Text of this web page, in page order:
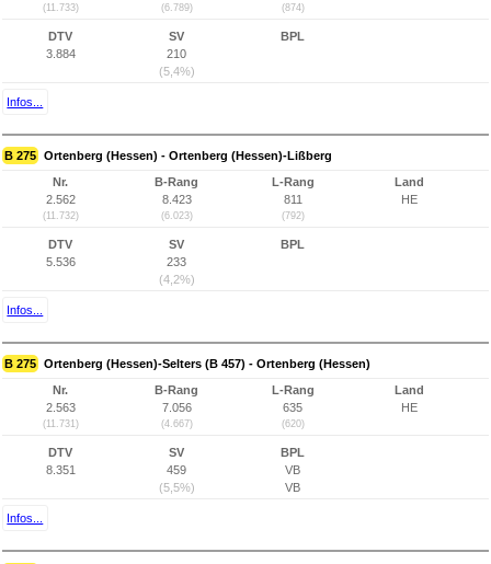
(11.733) (6.789) (874)
DTV
3.884
SV
210
(5,4%)
BPL
Infos...
B 275 Ortenberg (Hessen) - Ortenberg (Hessen)-Lißberg
Nr.
2.562
(11.732)
B-Rang
8.423
(6.023)
L-Rang
811
(792)
Land
HE
DTV
5.536
SV
233
(4,2%)
BPL
Infos...
B 275 Ortenberg (Hessen)-Selters (B 457) - Ortenberg (Hessen)
Nr.
2.563
(11.731)
B-Rang
7.056
(4.667)
L-Rang
635
(620)
Land
HE
DTV
8.351
SV
459
(5,5%)
BPL
VB
VB
Infos...